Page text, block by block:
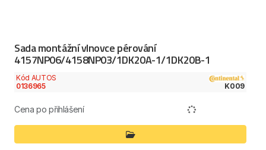
Sada montážní vlnovce pérování
4157NP06/4158NP03/1DK20A-1/1DK20B-1
Kód AUTOS
0136965
K009
Cena po přihlášení